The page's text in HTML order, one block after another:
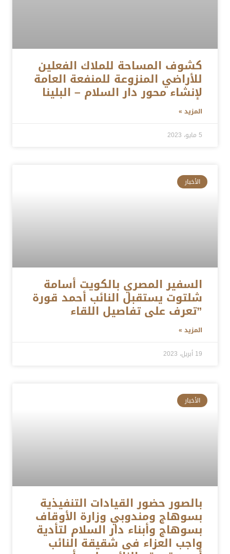
كشوف المساحة للملاك الفعلين
للأراضي المنزوعة للمنفعة العامة
لإنشاء محور دار السلام – البلينا
المزيد »
5 مايو، 2023
الأخبار
السفير المصري بالكويت أسامة
شلتوت يستقبل النائب أحمد قورة
”تعرف على تفاصيل اللقاء
المزيد »
19 أبريل، 2023
الأخبار
بالصور حضور القيادات التنفيذية
بسوهاج ومندوبي وزارة الأوقاف
بسوهاج وأبناء دار السلام لتأدية
واجب العزاء فى شقيقة النائب